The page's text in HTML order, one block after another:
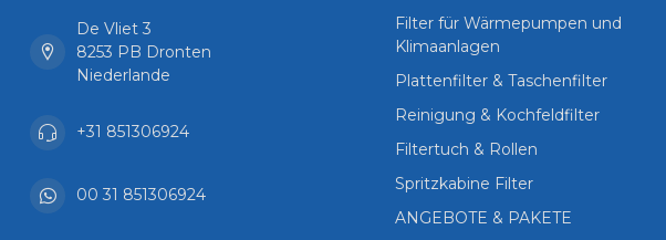
De Vliet 3
8253 PB Dronten
Niederlande
+31 851306924
00 31 851306924
Filter für Wärmepumpen und
Klimaanlagen
Plattenfilter & Taschenfilter
Reinigung & Kochfeldfilter
Filtertuch & Rollen
Spritzkabine Filter
ANGEBOTE & PAKETE